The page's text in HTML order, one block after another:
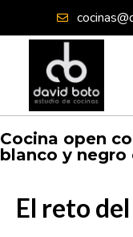
Cocina open
blanco y negro
El reto